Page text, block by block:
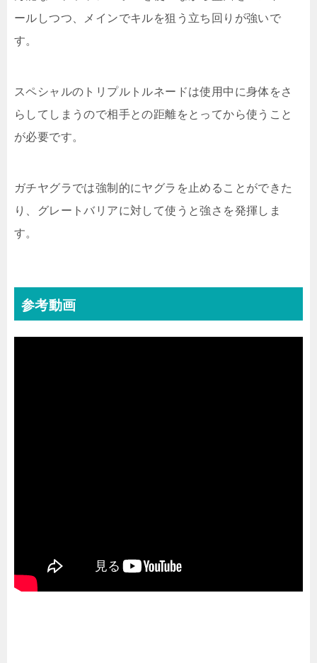
ールしつつ、メインでキルを狙う立ち回りが強いで
す。
スペシャルのトリプルトルネードは使用中に身体をさ
らしてしまうので相手との距離をとってから使うこと
が必要です。
ガチヤグラでは強制的にヤグラを止めることができた
り、グレートバリアに対して使うと強さを発揮しま
す。
参考動画